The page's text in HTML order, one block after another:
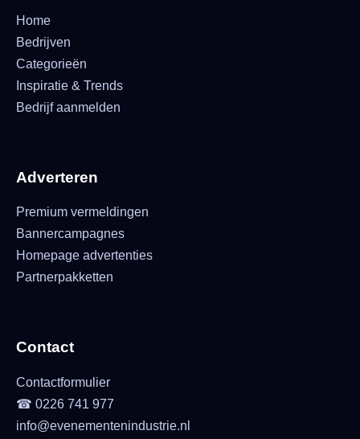
Home
Bedrijven
Categorieën
Inspiratie & Trends
Bedrijf aanmelden
Adverteren
Premium vermeldingen
Bannercampagnes
Homepage advertenties
Partnerpakketten
Contact
Contactformulier
☎ 0226 741 977
info@evenementenindustrie.nl